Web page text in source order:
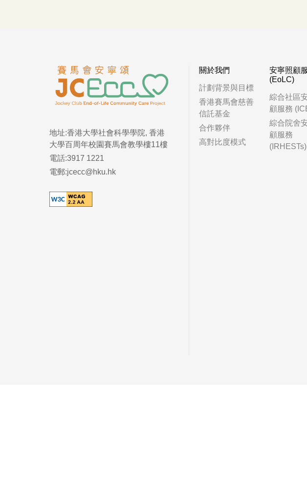
地址:香港大學社會科學學院, 香港
大學百周年校園賽馬會教學樓11樓
電話:3917 1221
電郵:jcecc@hku.hk
關於我們
計劃背景與目標
香港賽馬會慈善
信託基金
合作夥伴
高對比度模式
安寧照顧
(EoLC)
綜合社區
顧服務
綜合院舍
顧服務
(IRHESTs)